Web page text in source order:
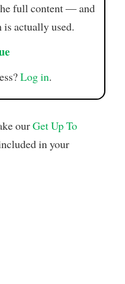
full content — and
actually used.
Log in.
ourGet Up To
in your